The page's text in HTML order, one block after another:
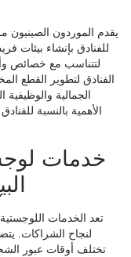
يقدم الموردون
للفنادق بإنشاء بيئات
لتتناسب مع خصائص
الفنادق لتطوير القطع
الجمالية
الأهمية بالنسبة
خدمات
تعد الخدمات اللوجستية
لنجاح الشراكات.
تختلف أوقات عبور